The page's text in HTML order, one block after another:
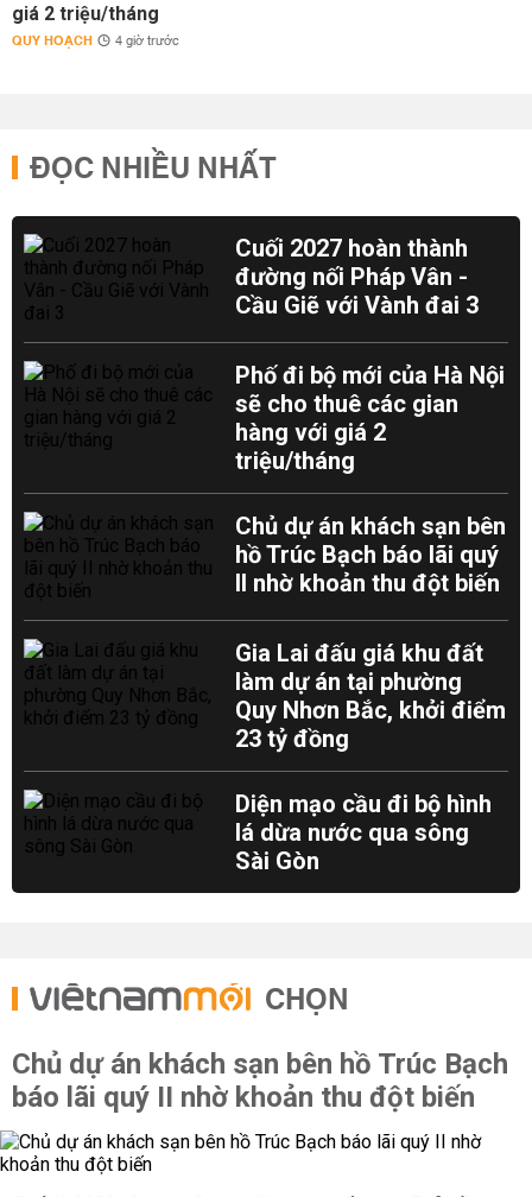
giá 2 triệu/tháng
QUY HOẠCH 4 giờ trước
ĐỌC NHIỀU NHẤT
Cuối 2027 hoàn thành
đường nối Pháp Vân -
Cầu Giẽ với Vành đai 3
Phố đi bộ mới của Hà Nội
sẽ cho thuê các gian
hàng với giá 2
triệu/tháng
Chủ dự án khách sạn bên
hồ Trúc Bạch báo lãi quý
II nhờ khoản thu đột biến
Gia Lai đấu giá khu đất
làm dự án tại phường
Quy Nhơn Bắc, khởi điểm
23 tỷ đồng
Diện mạo cầu đi bộ hình
lá dừa nước qua sông
Sài Gòn
CHỌN
Chủ dự án khách sạn bên hồ Trúc Bạch
báo lãi quý II nhờ khoản thu đột biến